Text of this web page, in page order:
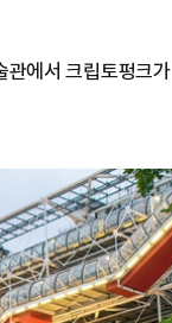
관에서 크립토펑크가